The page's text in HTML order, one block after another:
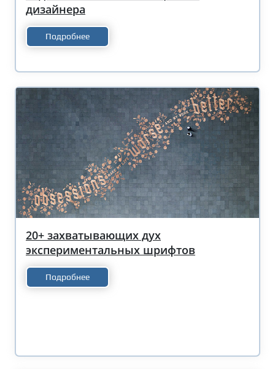
дизайнера
Подробнее
20+ захватывающих дух
экспериментальных шрифтов
Подробнее